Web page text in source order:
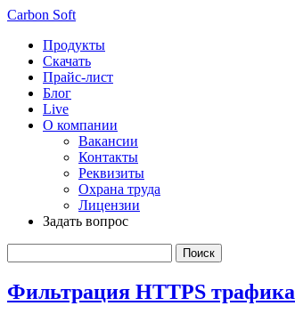
Carbon Soft
Продукты
Скачать
Прайс-лист
Блог
Live
О компании
Вакансии
Контакты
Реквизиты
Охрана труда
Лицензии
Задать вопрос
Фильтрация HTTPS трафика